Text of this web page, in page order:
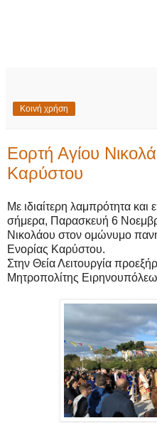
Κοινή χρήση
Εορτή Αγίου
Καρύστου
Με ιδιαίτερη λαμπρότητα και
σήμερα, Παρασκευή 6
Νικολάου στον ομώνυμο
Ενορίας Καρύστου.
Στην Θεία Λειτουργία
Μητροπολίτης